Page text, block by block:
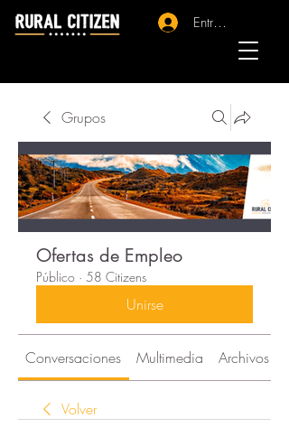
Entrar - Registro
Grupos
Ofertas de Empleo
Público · 58 Citizens
Unirse
Conversaciones Multimedia Archivos
Volver